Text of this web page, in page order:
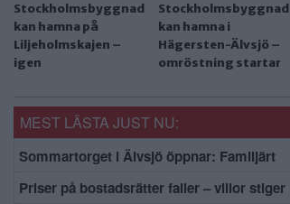
Stockholmsbyggnad
kan hamna på
Liljeholmskajen –
igen
Stockholmsbyggnad
kan hamna i
Hägersten-Älvsjö –
omröstning startar
MEST LÄSTA JUST NU:
Sommartorget i Älvsjö öppnar: Familjärt
Priser på bostadsrätter faller – villor stiger